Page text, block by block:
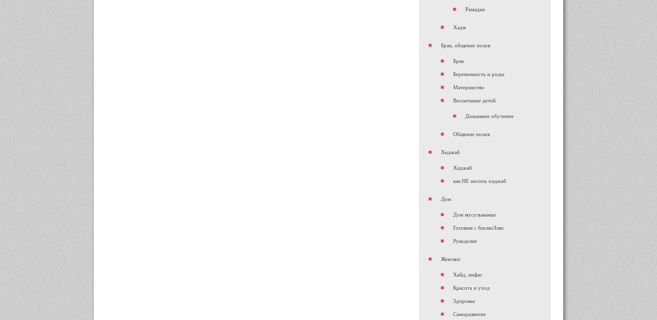
Рамадан
Хадж
Брак, общение полов
Брак
Беременность и роды
Материнство
Воспитание детей
Домашнее обучение
Общение полов
Хиджаб
Хиджаб
как НЕ носить хиджаб
Дом
Дом мусульманки
Готовим с бисмиЛлях
Рукоделие
Женское
Хайд, нифас
Красота и уход
Здоровье
Саморазвитие